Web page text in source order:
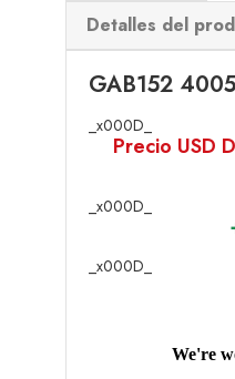
Detalles del
GAB152
_x000D_
Precio USD
_x000D_
_x000D_